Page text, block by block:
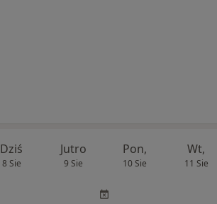
Dziś
8 Sie
Jutro
9 Sie
Pon,
10 Sie
Wt,
11 Sie